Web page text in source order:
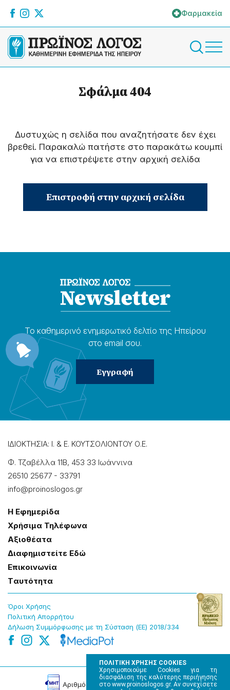
ΠΟΛΙΤΙΚΗ ΧΡΗΣΗΣ COOKIES
Χρησιμοποιούμε Cookies για τη
διασφάλιση της καλύτερης περιήγησης
στο www.proinoslogos.gr. Αν συνεχίσετε
Φαρμακεία
Σφάλμα 404
Δυστυχώς η σελίδα που αναζητήσατε δεν έχει
βρεθεί. Παρακαλώ πατήστε στο παρακάτω κουμπί
για να επιστρέψετε στην αρχική σελίδα
Επιστροφή στην αρχική σελίδα
Το καθημερɩνό ενημερωτɩκό δελτίο της Ηπείρου
στο email σου.
ΙΔΙΟΚΤΗΣΙΑ: Ι. & Ε. ΚΟΥΤΣΟΛΙΟΝΤΟΥ Ο.Ε.
Φ. Τζαβέλλα 11Β, 453 33 Ιωάννɩνα
26510 25677 - 33791
info@proinoslogos.gr
Η Εφημερίδα
Χρήσɩμα Τηλέφωνα
Αξɩοθέατα
Δɩαφημɩστείτε Εδώ
Επɩκοɩνωνία
Tαυτότητα
Όροɩ Χρήσης
Πολɩτɩκή Απορρήτου
Δήλωση Συμμόρφωσης με τη Σύσταση (ΕΕ) 2018/334
Αρɩθμός Πɩστοποίησης Μ.Η.Τ. 220242